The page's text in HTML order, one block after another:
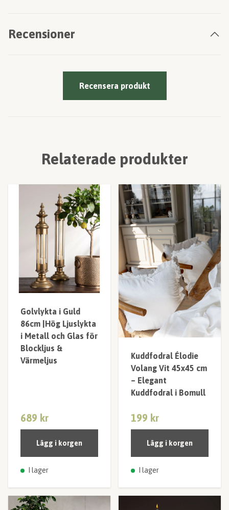
Recensioner
Recensera produkt
Relaterade produkter
Golvlykta i Guld
86cm |Hög Ljuslykta
i Metall och Glas för
Blockljus &
Värmeljus
689 kr
Lägg i korgen
I lager
Kuddfodral Élodie
Volang Vit 45x45 cm
– Elegant
Kuddfodral i Bomull
199 kr
Lägg i korgen
I lager